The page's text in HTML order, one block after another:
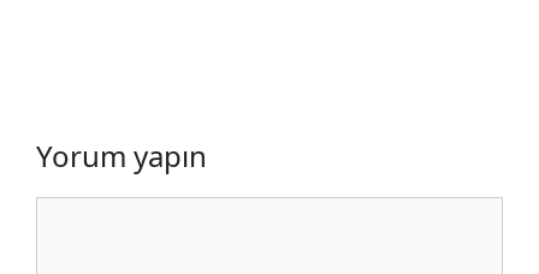
Yorum yapın